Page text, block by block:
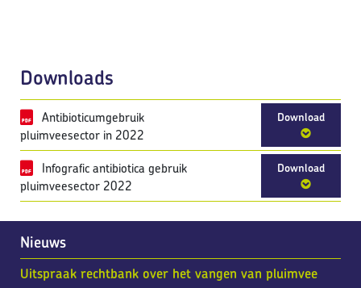
Nieuws
Uitspraak rechtbank over het vangen van pluimvee
Downloads
Antibioticumgebruik
pluimveesector in 2022
Download
Infografic antibiotica gebruik
pluimveesector 2022
Download